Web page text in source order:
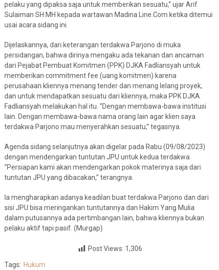
pelaku yang dipaksa saja untuk memberikan sesuatu,” ujar Arif
Sulaiman SH MH kepada wartawan Madina Line.Com ketika ditemui
usai acara sidang ini.
Dijelaskannya, dari keterangan terdakwa Parjono di muka
persidangan, bahwa dirinya mengaku ada tekanan dan ancaman
dari Pejabat Pembuat Komitmen (PPK) DJKA Fadliansyah untuk
memberikan commitment fee (uang komitmen) karena
perusahaan kliennya menang tender dan menang lelang proyek,
dan untuk mendapatkan sesuatu dari kliennya, maka PPK DJKA
Fadliansyah melakukan hal itu. “Dengan membawa-bawa institusi
lain. Dengan membawa-bawa nama orang lain agar klien saya
terdakwa Parjono mau menyerahkan sesuatu,” tegasnya.
Agenda sidang selanjutnya akan digelar pada Rabu (09/08/2023)
dengan mendengarkan tuntutan JPU untuk kedua terdakwa.
“Persiapan kami akan mendengarkan pokok materinya saja dari
tuntutan JPU yang dibacakan,” terangnya.
Ia mengharapkan adanya keadilan buat terdakwa Parjono dan dari
sisi JPU bisa meringankan tuntutannya dan Hakim Yang Mulia
dalam putusannya ada pertimbangan lain, bahwa kliennya bukan
pelaku aktif tapi pasif. (Murgap)
Post Views: 1,306
Tags: Hukum